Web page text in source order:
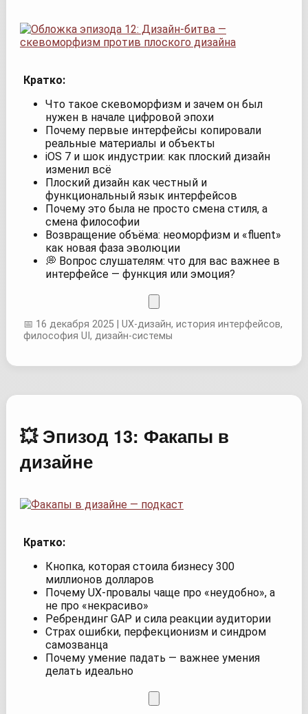
Кратко:
Что такое скевоморфизм и зачем он был
нужен в начале цифровой эпохи
Почему первые интерфейсы копировали
реальные материалы и объекты
iOS 7 и шок индустрии: как плоский дизайн
изменил всё
Плоский дизайн как честный и
функциональный язык интерфейсов
Почему это была не просто смена стиля, а
смена философии
Возвращение объёма: неоморфизм и «fluent»
как новая фаза эволюции
💭 Вопрос слушателям: что для вас важнее в
интерфейсе — функция или эмоция?
📅 16 декабря 2025 | UX-дизайн, история интерфейсов,
философия UI, дизайн-системы
💥 Эпизод 13: Факапы в
дизайне
Кратко:
Кнопка, которая стоила бизнесу 300
миллионов долларов
Почему UX-провалы чаще про «неудобно», а
не про «некрасиво»
Ребрендинг GAP и сила реакции аудитории
Страх ошибки, перфекционизм и синдром
самозванца
Почему умение падать — важнее умения
делать идеально